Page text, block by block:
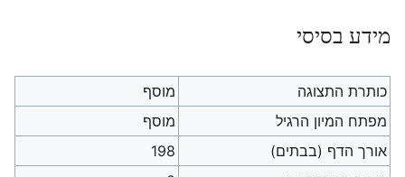
מידע בסיסי
כותרת התצוגה
מוסף
מפתח המיון הרגיל
מוסף
אורך הדף (בבתים)
198